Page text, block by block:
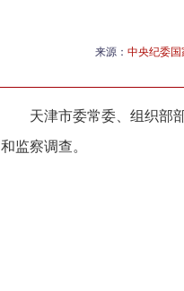
来源： 中央纪委
天津市委常委、组织部
和监察调查。